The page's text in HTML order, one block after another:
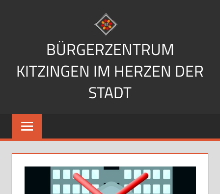
BÜRGERZENTRUM
KITZINGEN IM HERZEN DER
STADT
Im
Herzen
Stadt